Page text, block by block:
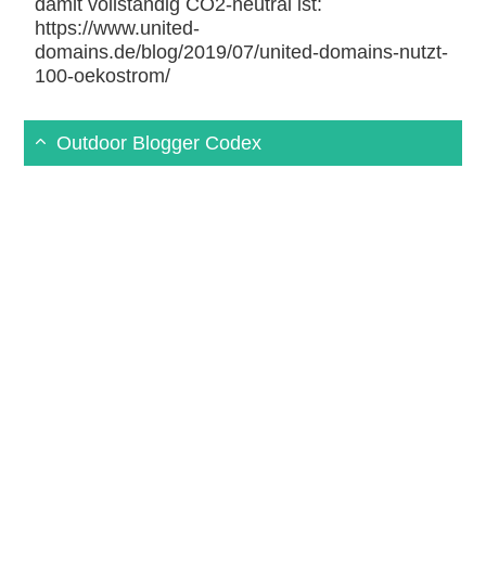
https://www.united-
domains.de/blog/2019/07/united-domains-nutzt-
100-oekostrom/
Outdoor Blogger Codex